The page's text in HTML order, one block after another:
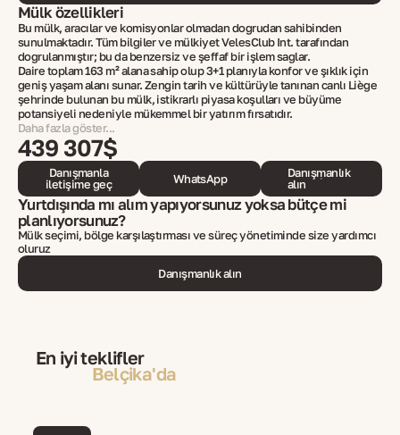
Mülk özellikleri
Bu mülk, aracılar ve komisyonlar olmadan doğrudan sahibinden
sunulmaktadır. Tüm bilgiler ve mülkiyet VelesClub Int. tarafından
doğrulanmıştır; bu da benzersiz ve şeffaf bir işlem sağlar.
Daire toplam 163 m² alana sahip olup 3+1 planıyla konfor ve şıklık için
geniş yaşam alanı sunar. Zengin tarih ve kültürüyle tanınan canlı Liège
şehrinde bulunan bu mülk, istikrarlı piyasa koşulları ve büyüme
potansiyeli nedeniyle mükemmel bir yatırım fırsatıdır.
Daha fazla göster...
439 307$
Danışmanla
iletişime geç
WhatsApp
Danışmanlık
alın
Yurtdışında mı alım yapıyorsunuz yoksa bütçe mi
planlıyorsunuz?
Mülk seçimi, bölge karşılaştırması ve süreç yönetiminde size yardımcı
oluruz
Danışmanlık alın
En iyi teklifler
Belçika'da